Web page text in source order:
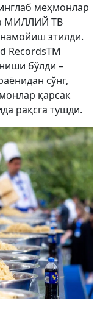
меҳмонлар
МИЛЛИЙ ТВ
этилди.
RecordsTM
бўлди –
сўнг,
қарсак
рақсга тушди.